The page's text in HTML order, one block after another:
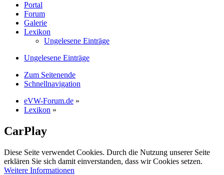
Portal
Forum
Galerie
Lexikon
Ungelesene Einträge
Ungelesene Einträge
Zum Seitenende
Schnellnavigation
eVW-Forum.de »
Lexikon »
CarPlay
Diese Seite verwendet Cookies. Durch die Nutzung unserer Seite
erklären Sie sich damit einverstanden, dass wir Cookies setzen.
Weitere Informationen